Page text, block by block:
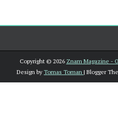
Copyright © 2026 Znam Magazine -
Design by Tomas Toman | Blogger